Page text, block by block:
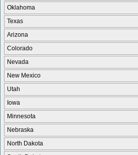
Oklahoma
Texas
Arizona
Colorado
Nevada
New Mexico
Utah
Iowa
Minnesota
Nebraska
North Dakota